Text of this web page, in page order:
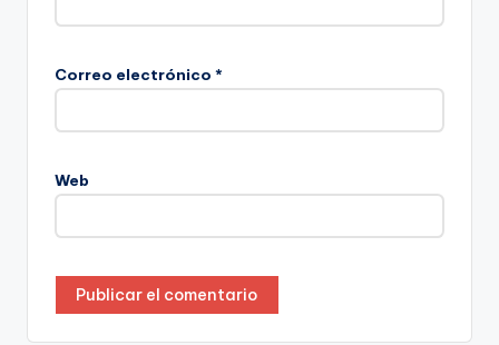
Correo electrónico *
Web